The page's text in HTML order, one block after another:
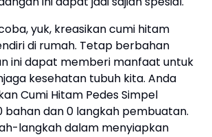
yuk, kreasikan cumi hitam
di rumah. Tetap berbahan
ini dapat memberi manfaat untuk
kesehatan tubuh kita. Anda
Cumi Hitam Pedes Simpel
bahan dan 0 langkah pembuatan.
langkah dalam menyiapkan